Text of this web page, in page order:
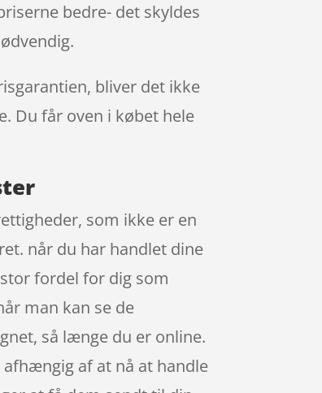
bedre- det skyldes
bliver det ikke
Du får oven i købet hele
som ikke er en
når du har handlet dine
fordel for dig som
man kan se de
så længe du er online.
af at nå at handle